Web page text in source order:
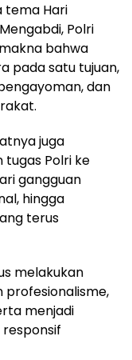
tema Hari
Polri
bahwa
pada satu tujuan,
dan
juga
Polri ke
gangguan
hingga
terus
melakukan
profesionalisme,
menjadi